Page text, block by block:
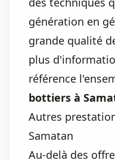
génération en
grande qualité
plus
référence
bottiers à
Autres
Samatan
Au-delà des